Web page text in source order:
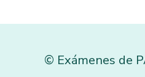
© Exámenes de